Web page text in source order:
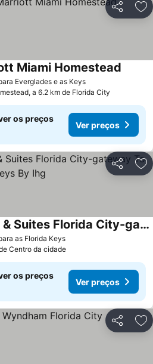
Partilhar
Everglades e as KeysVer preços
Miami Homestead
a 6.2 km de Florida City
os preços
Ver preços
Partilhar
as Florida KeysVer preços
Holiday Inn Express & Suites Florida City-gateway To Keys By Ihg
Centro da cidade
os preços
Ver preços
Partilhar